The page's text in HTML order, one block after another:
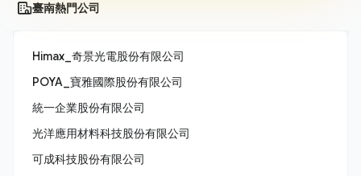
臺南熱門公司
Himax_奇景光電股份有限公司
POYA_寶雅國際股份有限公司
統一企業股份有限公司
光洋應用材料科技股份有限公司
可成科技股份有限公司